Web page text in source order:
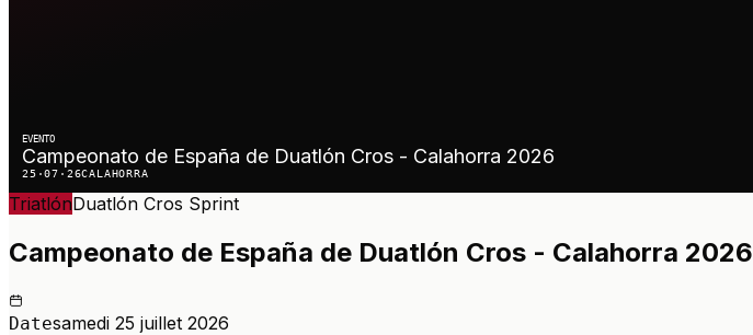
EVENTO
Campeonato de España de Duatlón Cros - Calahorra 2026
25·07·26CALAHORRA
TriatlónDuatlón Cros Sprint
Campeonato de España de Duatlón Cros - Calahorra 2026
Datesamedi 25 juillet 2026